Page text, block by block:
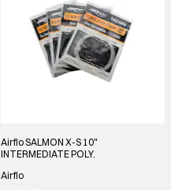
Airflo SALMON X-S 10"
INTERMEDIATE POLY.
Airflo